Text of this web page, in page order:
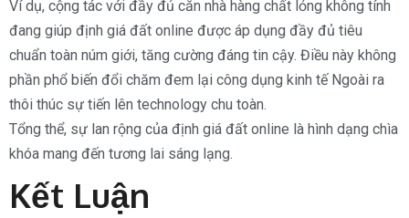
Ví dụ, cộng tác với đầy đủ căn nhà hàng chất lỏng không tính
đang giúp định giá đất online được áp dụng đầy đủ tiêu
chuẩn toàn núm giới, tăng cường đáng tin cậy. Điều này không
phần phổ biến đổi chăm đem lại công dụng kinh tế Ngoài ra
thôi thúc sự tiến lên technology chu toàn.
Tổng thể, sự lan rộng của định giá đất online là hình dạng chìa
khóa mang đến tương lai sáng lạng.
Kết Luận